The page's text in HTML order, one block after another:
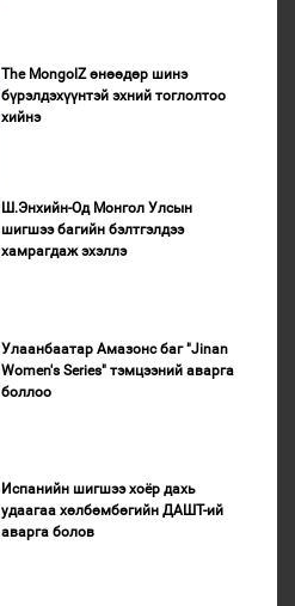
The MongolZ өнөөдөр шинэ
бүрэлдэхүүнтэй эхний тоглолтоо
хийнэ
Ш.Энхийн-Од Монгол Улсын
шигшээ багийн бэлтгэлдээ
хамрагдаж эхэллэ
Улаанбаатар Амазонс баг "Jinan
Women's Series" тэмцээний аварга
боллоо
Испанийн шигшээ хоёр дахь
удаагаа хөлбөмбөгийн ДАШТ-ий
аварга болов